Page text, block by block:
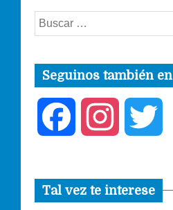
Buscar:
Seguinos también en
c s i
Tal vez te interese